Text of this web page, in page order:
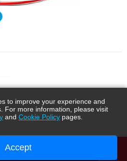
to improve your experience and
For more information, please visit
and Cookie Policy pages.
Accept